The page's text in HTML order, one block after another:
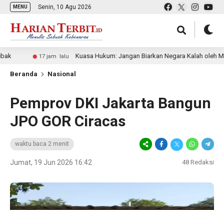
MENU Senin, 10 Agu 2026
17 jam lalu Kuasa Hukum: Jangan Biarkan Negara Kalah oleh Mafia
Beranda Nasional
Pemprov DKI Jakarta Bangun
JPO GOR Ciracas
waktu baca 2 menit
Jumat, 19 Jun 2026 16:42 48 Redaksi